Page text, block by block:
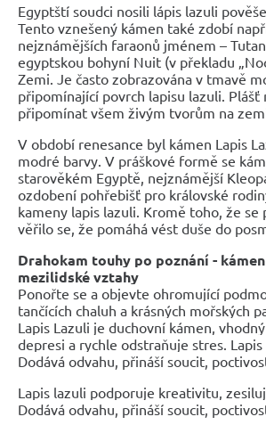
Egyptští soudci nosili lápis lazuli
Tento vznešený kámen také zdobí
nejznámějších faraonů jménem –
egyptskou bohyní Nuit (v překladu
Zemi. Je často zobrazována v tmavě
připomínající povrch lapisu lazuli.
připomínat všem živým tvorům na
V období renesance byl kámen Lapis
modré barvy. V práškové formě se
starověkém Egyptě, nejznámější
ozdobení pohřebišť pro královské
kameny lapis lazuli. Kromě toho, že
věřilo se, že pomáhá vést duše do
Drahokam touhy po poznání -
mezilidské vztahy
Ponořte se a objevte ohromující
tančících chaluh a krásných mořských
Lapis Lazuli je duchovní kámen,
depresi a rychle odstraňuje stres.
Dodává odvahu, přináší soucit,
Lapis lazuli podporuje kreativitu,
Dodává odvahu, přináší soucit,